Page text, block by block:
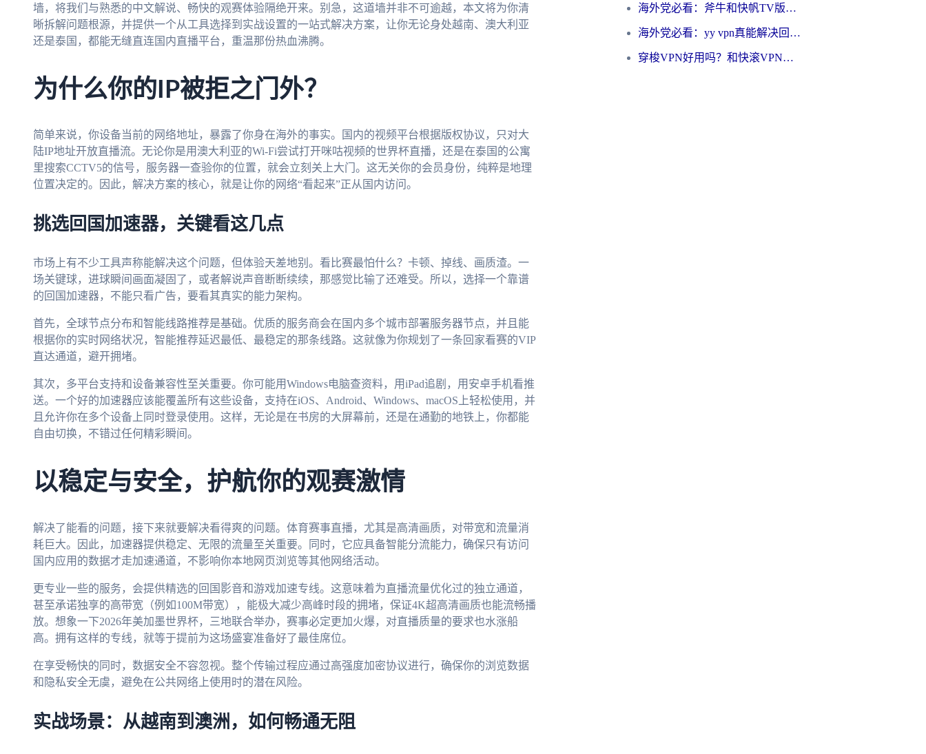
墙，将我们与熟悉的中文解说、畅快的观赛体验隔绝开来。别急，这道墙并非不可逾越，本文将为你清
晰拆解问题根源，并提供一个从工具选择到实战设置的一站式解决方案，让你无论身处越南、澳大利亚
还是泰国，都能无缝直连国内直播平台，重温那份热血沸腾。
为什么你的IP被拒之门外？
简单来说，你设备当前的网络地址，暴露了你身在海外的事实。国内的视频平台根据版权协议，只对大
陆IP地址开放直播流。无论你是用澳大利亚的Wi-Fi尝试打开咪咕视频的世界杯直播，还是在泰国的公寓
里搜索CCTV5的信号，服务器一查验你的位置，就会立刻关上大门。这无关你的会员身份，纯粹是地理
位置决定的。因此，解决方案的核心，就是让你的网络“看起来”正从国内访问。
挑选回国加速器，关键看这几点
市场上有不少工具声称能解决这个问题，但体验天差地别。看比赛最怕什么？卡顿、掉线、画质渣。一
场关键球，进球瞬间画面凝固了，或者解说声音断断续续，那感觉比输了还难受。所以，选择一个靠谱
的回国加速器，不能只看广告，要看其真实的能力架构。
首先，全球节点分布和智能线路推荐是基础。优质的服务商会在国内多个城市部署服务器节点，并且能
根据你的实时网络状况，智能推荐延迟最低、最稳定的那条线路。这就像为你规划了一条回家看赛的VIP
直达通道，避开拥堵。
其次，多平台支持和设备兼容性至关重要。你可能用Windows电脑查资料，用iPad追剧，用安卓手机看推
送。一个好的加速器应该能覆盖所有这些设备，支持在iOS、Android、Windows、macOS上轻松使用，并
且允许你在多个设备上同时登录使用。这样，无论是在书房的大屏幕前，还是在通勤的地铁上，你都能
自由切换，不错过任何精彩瞬间。
以稳定与安全，护航你的观赛激情
解决了能看的问题，接下来就要解决看得爽的问题。体育赛事直播，尤其是高清画质，对带宽和流量消
耗巨大。因此，加速器提供稳定、无限的流量至关重要。同时，它应具备智能分流能力，确保只有访问
国内应用的数据才走加速通道，不影响你本地网页浏览等其他网络活动。
更专业一些的服务，会提供精选的回国影音和游戏加速专线。这意味着为直播流量优化过的独立通道，
甚至承诺独享的高带宽（例如100M带宽），能极大减少高峰时段的拥堵，保证4K超高清画质也能流畅播
放。想象一下2026年美加墨世界杯，三地联合举办，赛事必定更加火爆，对直播质量的要求也水涨船
高。拥有这样的专线，就等于提前为这场盛宴准备好了最佳席位。
在享受畅快的同时，数据安全不容忽视。整个传输过程应通过高强度加密协议进行，确保你的浏览数据
和隐私安全无虞，避免在公共网络上使用时的潜在风险。
实战场景：从越南到澳洲，如何畅通无阻
海外党必看：斧牛和快帆TV版哪个好？3分钟选对回国加速器，无缝刷B站、追热剧
海外党必看：yy vpn真能解决回国访问难题？附云极initap测评+免费方案对比
穿梭VPN好用吗？和快滚VPN对比哪个回国效果更好？海外党选回国加速器必看指南